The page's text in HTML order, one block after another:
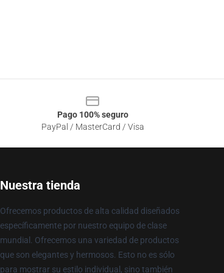
Pago 100% seguro
PayPal / MasterCard / Visa
Nuestra tienda
Ofrecemos productos de alta calidad diseñados
específicamente por nuestro equipo de clase
mundial. Ofrecemos una variedad de productos
que son elegantes y hermosos. Esto no es sólo
para mostrar su estilo individual, sino también